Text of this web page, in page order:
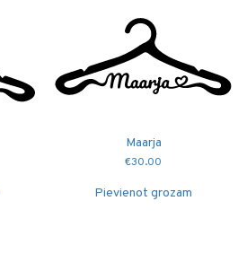
Maarja
€30.00
Pievienot grozam